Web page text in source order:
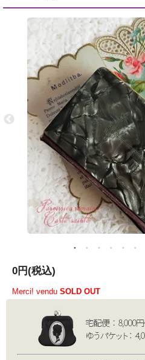
0円(税込)
Merci! vendu SOLD OUT